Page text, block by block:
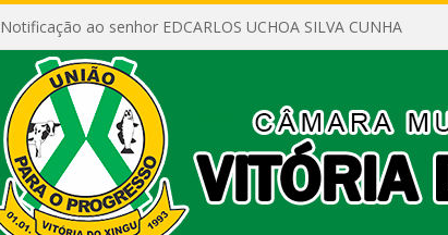
Notificação ao senhor EDCARLOS UCHOA SILVA CUNHA